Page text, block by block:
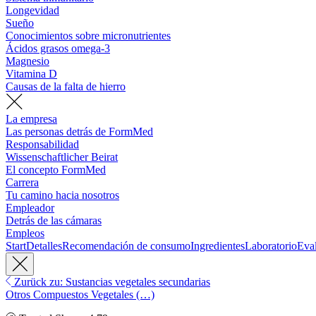
Longevidad
Sueño
Conocimientos sobre micronutrientes
Ácidos grasos omega-3
Magnesio
Vitamina D
Causas de la falta de hierro
La empresa
Las personas detrás de FormMed
Responsabilidad
Wissenschaftlicher Beirat
El concepto FormMed
Carrera
Tu camino hacia nosotros
Empleador
Detrás de las cámaras
Empleos
StartDetallesRecomendación de consumoIngredientesLaboratorio
Zurück zu: Sustancias vegetales secundarias
Otros Compuestos Vegetales (…)